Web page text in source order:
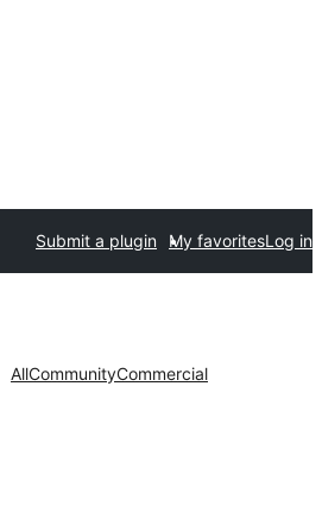
Submit a plugin My favoritesLog in
AllCommunityCommercial